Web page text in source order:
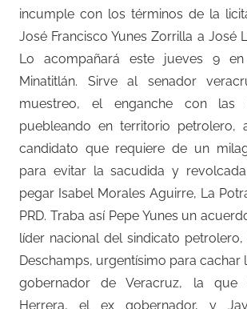
incumple con los términos de la
José Francisco Yunes Zorrilla a José
Lo acompañará este jueves 9
Minatitlán. Sirve al senador
muestreo, el enganche con las
puebleando en territorio petrolero,
candidato que requiere de un
para evitar la sacudida y
pegar Isabel Morales Aguirre, La
PRD. Traba así Pepe Yunes un
líder nacional del sindicato petrolero,
Deschamps, urgentísimo para cachar
gobernador de Veracruz, la que
Herrera, el ex gobernador, y